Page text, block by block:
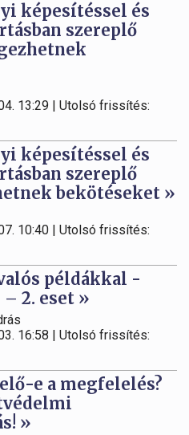
képesítéssel és
szereplő
13:29 | Utolsó frissítés:
képesítéssel és
szereplő
bekötéseket »
10:40 | Utolsó frissítés:
példákkal -
2. eset »
16:58 | Utolsó frissítés:
e a megfelelés?
»